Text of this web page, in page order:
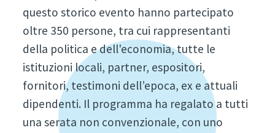
questo storico evento hanno partecipato
oltre 350 persone, tra cui rappresentanti
della politica e dell'economia, tutte le
istituzioni locali, partner, espositori,
fornitori, testimoni dell’epoca, ex e attuali
dipendenti. Il programma ha regalato a tutti
una serata non convenzionale, con uno